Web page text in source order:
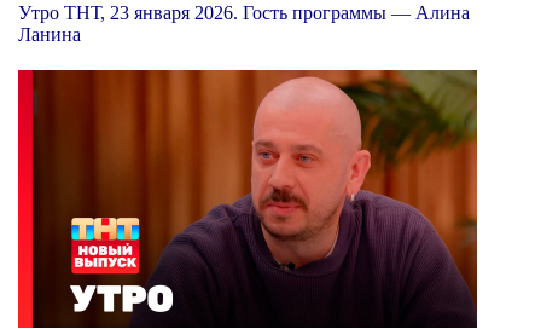
Утро ТНТ, 23 января 2026. Гость программы — Алина
Ланина